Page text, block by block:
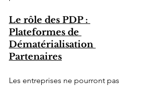
Le rôle des PDP :
Plateformes de
Dématérialisation
Partenaires
Les entreprises ne pourront pas